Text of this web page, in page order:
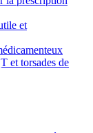
et
et torsades de